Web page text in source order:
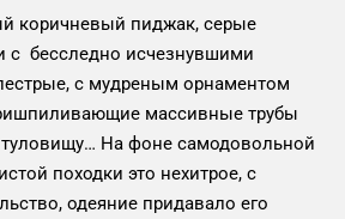
коричневый пиджак, серые
с бесследно исчезнувшими
с мудреным орнаментом
массивные трубы
туловищу… На фоне самодовольной
походки это нехитрое, с
одеяние придавало его